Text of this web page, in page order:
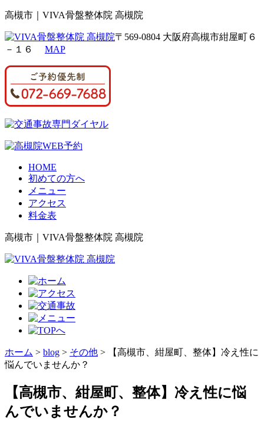
高槻市｜VIVA骨盤整体院 高槻院
〒569-0804 大阪府高槻市紺屋町６
－１６ MAP
HOME
初めての方へ
メニュー
アクセス
料金表
高槻市｜VIVA骨盤整体院 高槻院
ホーム > blog > その他 >
【高槻市、紺屋町、整体】冷え性に
悩んでいませんか？
【高槻市、紺屋町、整体】冷え性に悩
んでいませんか？